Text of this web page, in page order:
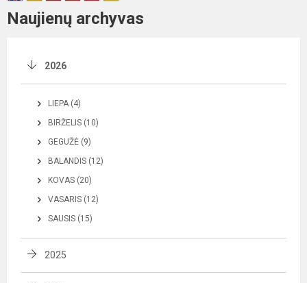
Naujienų archyvas
2026
LIEPA (4)
BIRŽELIS (10)
GEGUŽĖ (9)
BALANDIS (12)
KOVAS (20)
VASARIS (12)
SAUSIS (15)
2025